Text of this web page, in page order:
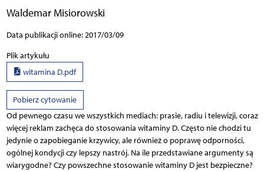
Waldemar Misiorowski
Data publikacji online: 2017/03/09
Plik artykułu
witamina D.pdf
Pobierz cytowanie
Od pewnego czasu we wszystkich mediach: prasie, radiu i telewizji, coraz
więcej reklam zachęca do stosowania witaminy D. Często nie chodzi tu
jedynie o zapobieganie krzywicy, ale również o poprawę odporności,
ogólnej kondycji czy lepszy nastrój. Na ile przedstawiane argumenty są
wiarygodne? Czy powszechne stosowanie witaminy D jest bezpieczne?